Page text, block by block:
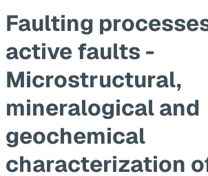
Faulting
active faults -
Microstructural,
mineralogical and
geochemical
characterization